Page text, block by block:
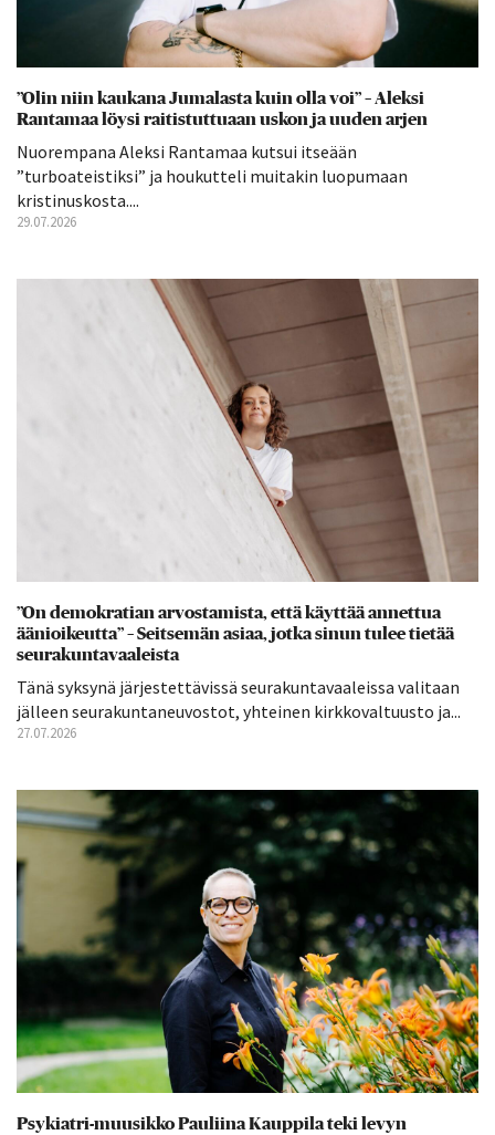
”Olin niin kaukana Jumalasta kuin olla voi” – Aleksi
Rantamaa löysi raitistuttuaan uskon ja uuden arjen
Nuorempana Aleksi Rantamaa kutsui itseään
”turboateistiksi” ja houkutteli muitakin luopumaan
kristinuskosta....
29.07.2026
”On demokratian arvostamista, että käyttää annettua
äänioikeutta” – Seitsemän asiaa, jotka sinun tulee tietää
seurakuntavaaleista
Tänä syksynä järjestettävissä seurakuntavaaleissa valitaan
jälleen seurakuntaneuvostot, yhteinen kirkkovaltuusto ja...
27.07.2026
Psykiatri-muusikko Pauliina Kauppila teki levyn